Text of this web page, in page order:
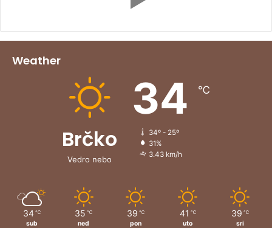
Weather
Brčko
Vedro nebo
34 ℃
34º - 25º
31%
3.43 km/h
34 ℃
sub
35 ℃
ned
39 ℃
pon
41 ℃
uto
39 ℃
sri